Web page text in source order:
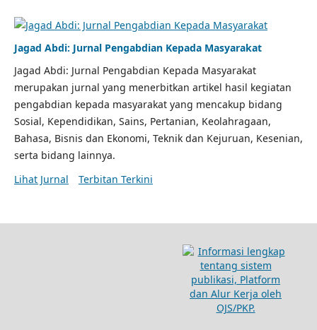
Jagad Abdi: Jurnal Pengabdian Kepada Masyarakat
Jagad Abdi: Jurnal Pengabdian Kepada Masyarakat
merupakan jurnal yang menerbitkan artikel hasil kegiatan
pengabdian kepada masyarakat yang mencakup bidang
Sosial, Kependidikan, Sains, Pertanian, Keolahragaan,
Bahasa, Bisnis dan Ekonomi, Teknik dan Kejuruan, Kesenian,
serta bidang lainnya.
Lihat Jurnal
Terbitan Terkini